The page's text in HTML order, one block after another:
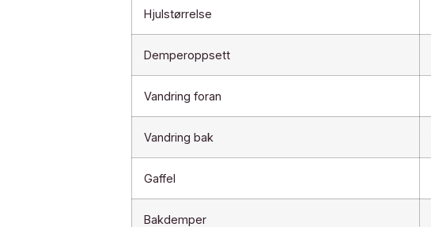
Hjulstørrelse
Demperoppsett
Vandring foran
Vandring bak
Gaffel
Bakdemper